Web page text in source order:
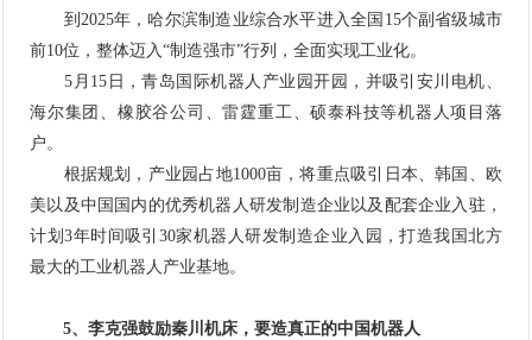
到2025年，哈尔滨制造业综合水平进入全国15个副省级城市
前10位，整体迈入“制造强市”行列，全面实现工业化。
5月15日，青岛国际机器人产业园开园，并吸引安川电机、
海尔集团、橡胶谷公司、雷霆重工、硕泰科技等机器人项目落
户。
根据规划，产业园占地1000亩，将重点吸引日本、韩国、欧
美以及中国国内的优秀机器人研发制造企业以及配套企业入驻，
计划3年时间吸引30家机器人研发制造企业入园，打造我国北方
最大的工业机器人 产业基地。
5、李克强鼓励秦川机床，要造真正的中国机器人